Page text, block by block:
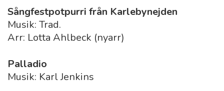
Sångfestpotpurri från Karlebynejden
Musik: Trad.
Arr: Lotta Ahlbeck (nyarr)
Palladio
Musik: Karl Jenkins